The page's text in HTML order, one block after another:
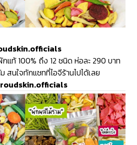
แท้ 100% ถึง 12 ชนิด ห่อละ 290 บาท
นใจทักแชทที่ไอจีร้านไปได้เลย